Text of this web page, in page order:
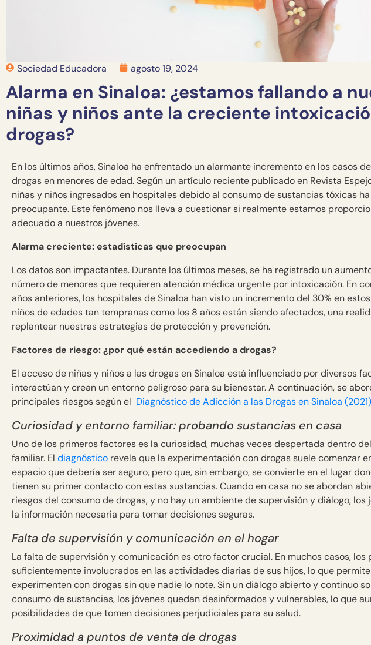
Sociedad Educadora agosto 19, 2024
Alarma en Sinaloa: ¿estamos fallando a
niñas y niños ante la creciente
drogas?
En los últimos años, Sinaloa ha enfrentado un alarmante incremento en los casos
drogas en menores de edad. Según un artículo reciente publicado en Revista
niñas y niños ingresados en hospitales debido al consumo de sustancias tóxicas
preocupante. Este fenómeno nos lleva a cuestionar si realmente estamos
adecuado a nuestros jóvenes.
Alarma creciente: estadísticas que preocupan
Los datos son impactantes. Durante los últimos meses, se ha registrado un
número de menores que requieren atención médica urgente por intoxicación. En
años anteriores, los hospitales de Sinaloa han visto un incremento del 30% en
niños de edades tan tempranas como los 8 años están siendo afectados, una
replantear nuestras estrategias de protección y prevención.
Factores de riesgo: ¿por qué están accediendo a drogas?
El acceso de niñas y niños a las drogas en Sinaloa está influenciado por diversos
interactúan y crean un entorno peligroso para su bienestar. A continuación, se
principales riesgos según el Diagnóstico de Adicción a las Drogas en Sinaloa
Curiosidad y entorno familiar: probando sustancias en casa
Uno de los primeros factores es la curiosidad, muchas veces despertada dentro
familiar. El diagnóstico revela que la experimentación con drogas suele comenzar
espacio que debería ser seguro, pero que, sin embargo, se convierte en el lugar
tienen su primer contacto con estas sustancias. Cuando en casa no se abordan
riesgos del consumo de drogas, y no hay un ambiente de supervisión y diálogo, los
la información necesaria para tomar decisiones seguras.
Falta de supervisión y comunicación en el hogar
La falta de supervisión y comunicación es otro factor crucial. En muchos casos, los
suficientemente involucrados en las actividades diarias de sus hijos, lo que
experimenten con drogas sin que nadie lo note. Sin un diálogo abierto y continuo
consumo de sustancias, los jóvenes quedan desinformados y vulnerables, lo que
posibilidades de que tomen decisiones perjudiciales para su salud.
Proximidad a puntos de venta de drogas